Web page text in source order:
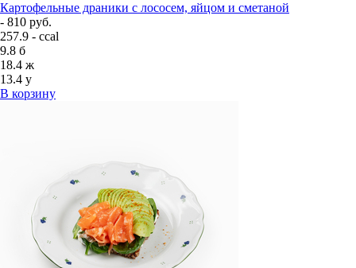
Картофельные драники с лососем, яйцом и сметаной
- 810 руб.
257.9 - ccal
9.8 б
18.4 ж
13.4 у
В корзину